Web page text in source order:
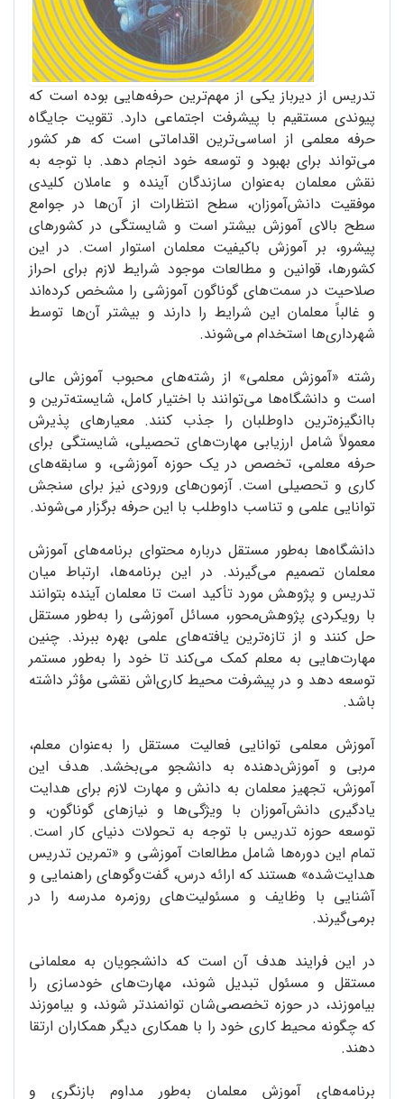
تدریس از دیرباز یکی از مهم‌ترین حرفه‌هایی بوده است که
پیوندی مستقیم با پیشرفت اجتماعی دارد. تقویت جایگاه
حرفه معلمی از اساسی‌ترین اقداماتی است که هر کشور
می‌تواند برای بهبود و توسعه خود انجام دهد. با توجه به
نقش معلمان به‌عنوان سازندگان آینده و عاملان کلیدی
موفقیت دانش‌آموزان، سطح انتظارات از آن‌ها در جوامع
سطح بالای آموزش بیشتر است و شایستگی در کشورهای
پیشرو، بر آموزش باکیفیت معلمان استوار است. در این
کشورها، قوانین و مطالعات موجود شرایط لازم برای احراز
صلاحیت در سمت‌های گوناگون آموزشی را مشخص کرده‌اند
و غالباً معلمان این شرایط را دارند و بیشتر آن‌ها توسط
شهرداری‌ها استخدام می‌شوند.
رشته «آموزش معلمی» از رشته‌های محبوب آموزش عالی
است و دانشگاه‌ها می‌توانند با اختیار کامل، شایسته‌ترین و
باانگیزه‌ترین داوطلبان را جذب کنند. معیارهای پذیرش
معمولاً شامل ارزیابی مهارت‌های تحصیلی، شایستگی برای
حرفه معلمی، تخصص در یک حوزه آموزشی، و سابقه‌های
کاری و تحصیلی است. آزمون‌های ورودی نیز برای سنجش
توانایی علمی و تناسب داوطلب با این حرفه برگزار می‌شوند.
دانشگاه‌ها به‌طور مستقل درباره محتوای برنامه‌های آموزش
معلمان تصمیم می‌گیرند. در این برنامه‌ها، ارتباط میان
تدریس و پژوهش مورد تأکید است تا معلمان آینده بتوانند
با رویکردی پژوهش‌محور، مسائل آموزشی را به‌طور مستقل
حل کنند و از تازه‌ترین یافته‌های علمی بهره ببرند. چنین
مهارت‌هایی به معلم کمک می‌کند تا خود را به‌طور مستمر
توسعه دهد و در پیشرفت محیط کاری‌اش نقشی مؤثر داشته
باشد.
آموزش معلمی توانایی فعالیت مستقل را به‌عنوان معلم،
مربی و آموزش‌دهنده به دانشجو می‌بخشد. هدف این
آموزش، تجهیز معلمان به دانش و مهارت لازم برای هدایت
یادگیری دانش‌آموزان با ویژگی‌ها و نیازهای گوناگون، و
توسعه حوزه تدریس با توجه به تحولات دنیای کار است.
تمام این دوره‌ها شامل مطالعات آموزشی و «تمرین تدریس
هدایت‌شده» هستند که ارائه درس، گفت‌وگوهای راهنمایی و
آشنایی با وظایف و مسئولیت‌های روزمره مدرسه را در
برمی‌گیرند.
در این فرایند هدف آن است که دانشجویان به معلمانی
مستقل و مسئول تبدیل شوند، مهارت‌های خودسازی را
بیاموزند، در حوزه تخصصی‌شان توانمندتر شوند، و بیاموزند
که چگونه محیط کاری خود را با همکاری دیگر همکاران ارتقا
دهند.
برنامه‌های آموزش معلمان به‌طور مداوم بازنگری و